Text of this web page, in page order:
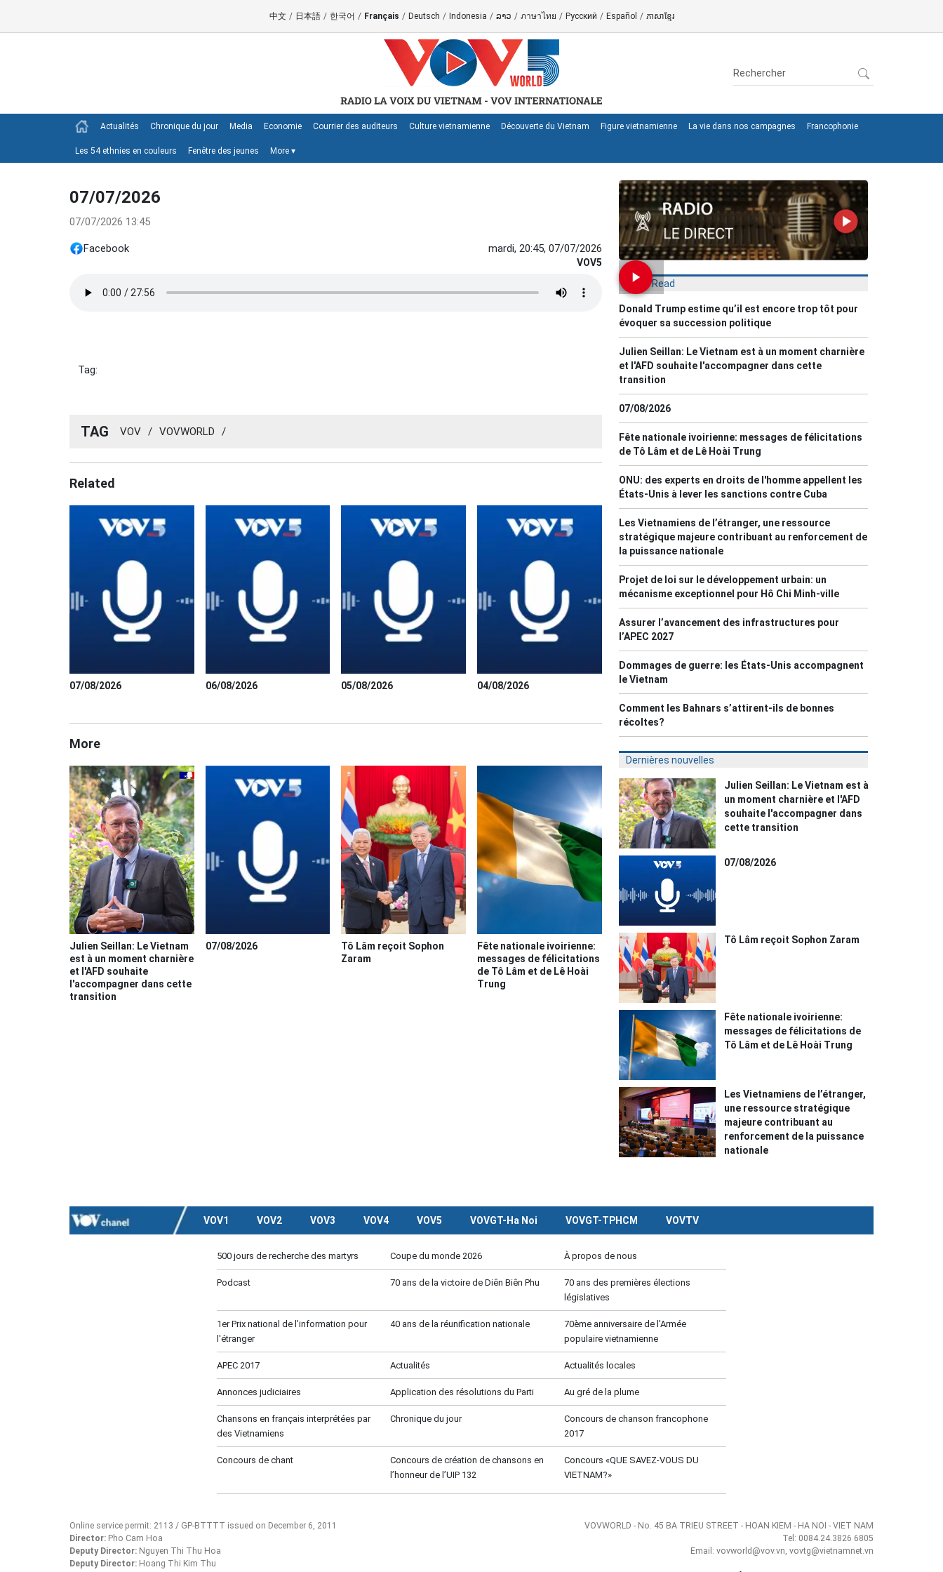
中文 / 日本語 / 한국어 / Français / Deutsch / Indonesia / ລາວ / ภาษาไทย / Русский / Español / ភាសាខ្មែរ
Actualités Chronique du jour Media Economie Courrier des auditeurs Culture vietnamienne Découverte du Vietnam Figure vietnamienne La vie dans nos campagnes Francophonie
Les 54 ethnies en couleurs Fenêtre des jeunes More ▾
07/07/2026
07/07/2026 13:45
Facebook mardi, 20:45, 07/07/2026
VOV5
Tag:
TAG VOV / VOVWORLD /
Related
07/08/2026 06/08/2026 05/08/2026 04/08/2026
More
Julien Seillan: Le Vietnam
est à un moment charnière
et l'AFD souhaite
l'accompagner dans cette
transition
07/08/2026
Tô Lâm reçoit Sophon
Zaram
Fête nationale ivoirienne:
messages de félicitations
de Tô Lâm et de Lê Hoài
Trung
Most Read
Donald Trump estime qu’il est encore trop tôt pour
évoquer sa succession politique
Julien Seillan: Le Vietnam est à un moment charnière
et l'AFD souhaite l'accompagner dans cette
transition
07/08/2026
Fête nationale ivoirienne: messages de félicitations
de Tô Lâm et de Lê Hoài Trung
ONU: des experts en droits de l'homme appellent les
États-Unis à lever les sanctions contre Cuba
Les Vietnamiens de l’étranger, une ressource
stratégique majeure contribuant au renforcement de
la puissance nationale
Projet de loi sur le développement urbain: un
mécanisme exceptionnel pour Hô Chi Minh-ville
Assurer l’avancement des infrastructures pour
l’APEC 2027
Dommages de guerre: les États-Unis accompagnent
le Vietnam
Comment les Bahnars s’attirent-ils de bonnes
récoltes?
Dernières nouvelles
Julien Seillan: Le Vietnam est à
un moment charnière et l'AFD
souhaite l'accompagner dans
cette transition
07/08/2026
Tô Lâm reçoit Sophon Zaram
Fête nationale ivoirienne:
messages de félicitations de
Tô Lâm et de Lê Hoài Trung
Les Vietnamiens de l’étranger,
une ressource stratégique
majeure contribuant au
renforcement de la puissance
nationale
VOV1 VOV2 VOV3 VOV4 VOV5 VOVGT-Ha Noi VOVGT-TPHCM VOVTV
500 jours de recherche des martyrs Coupe du monde 2026 À propos de nous
Podcast 70 ans de la victoire de Diên Biên Phu
70 ans des premières élections
législatives
1er Prix national de l’information pour
l'étranger
40 ans de la réunification nationale
70ème anniversaire de l'Armée
populaire vietnamienne
APEC 2017 Actualités Actualités locales
Annonces judiciaires Application des résolutions du Parti Au gré de la plume
Chansons en français interprétées par
des Vietnamiens
Chronique du jour
Concours de chanson francophone
2017
Concours de chant
Concours de création de chansons en
l’honneur de l’UIP 132
Concours «QUE SAVEZ-VOUS DU
VIETNAM?»
Online service permit: 2113 / GP-BTTTT issued on December 6, 2011
Director: Pho Cam Hoa
Deputy Director: Nguyen Thi Thu Hoa
Deputy Director: Hoang Thi Kim Thu
VOVWORLD - No. 45 BA TRIEU STREET - HOAN KIEM - HA NOI - VIET NAM
Tel: 0084.24.3826 6805
Email: vovworld@vov.vn, vovtg@vietnamnet.vn